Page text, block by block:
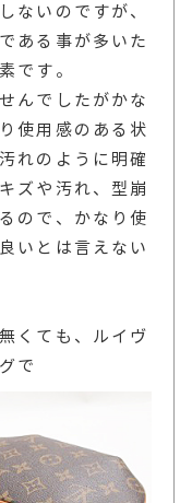
ないのですが、
ある事が多いた
です。
んでしたがかな
使用感のある状
れのように明確
ズや汚れ、型崩
ので、かなり使
いとは言えない
くても、ルイヴ
で